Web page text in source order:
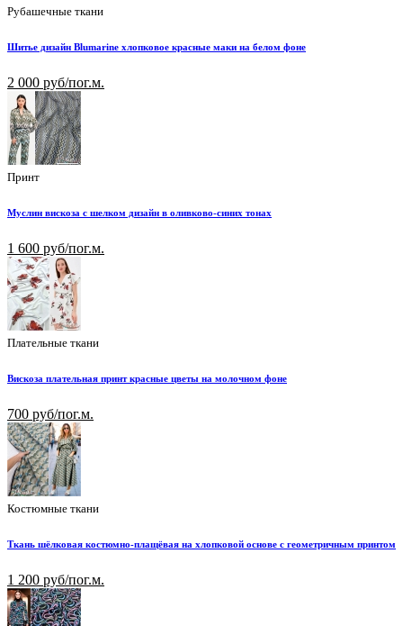
Рубашечные ткани
Шитье дизайн Blumarine хлопковое красные маки на белом фоне
2 000 руб/пог.м.
Принт
Муслин вискоза с шелком дизайн в оливково-синих тонах
1 600 руб/пог.м.
Плательные ткани
Вискоза плательная принт красные цветы на молочном фоне
700 руб/пог.м.
Костюмные ткани
Ткань шёлковая костюмно-плащёвая на хлопковой основе с геометричным принтом
1 200 руб/пог.м.